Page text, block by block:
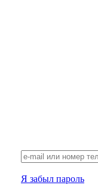
Я забыл пароль